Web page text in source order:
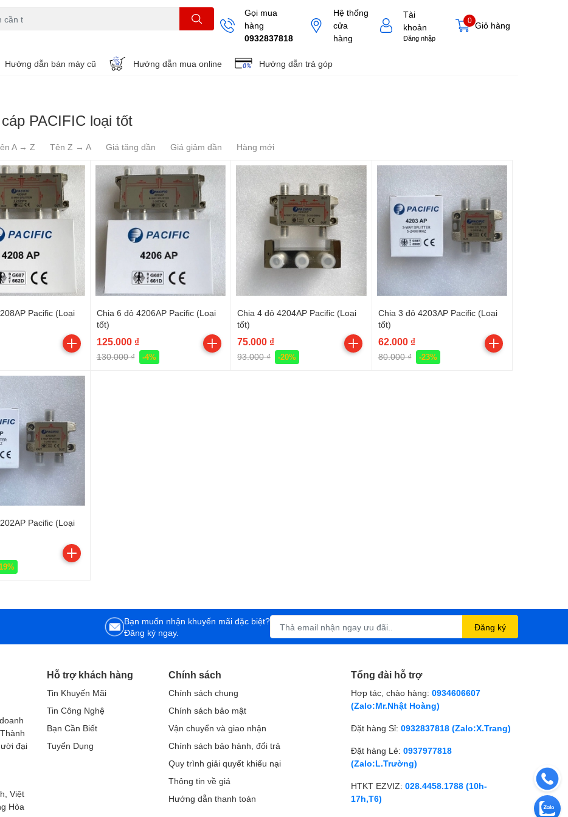
Gọi mua
hàng
0932837818
Hệ thống
cửa
hàng
Tài
khoản
Đăng nhập
Giỏ hàng
0
Hướng dẫn bán máy cũ Hướng dẫn mua online Hướng dẫn trả góp
PACIFIC loại tốt
A → Z Tên Z → A Giá tăng dần Giá giảm dần Hàng mới
Pacific (Loại
Chia 6 đỏ 4206AP Pacific (Loại
tốt)
125.000 ₫
130.000 ₫ -4%
Chia 4 đỏ 4204AP Pacific (Loại
tốt)
75.000 ₫
93.000 ₫ -20%
Chia 3 đỏ 4203AP Pacific (Loại
tốt)
62.000 ₫
80.000 ₫ -23%
Pacific (Loại
Bạn muốn nhận khuyến mãi đặc biệt?
Đăng ký ngay.
Đăng ký
đại
Việt
Hòa
Hỗ trợ khách hàng
Tin Khuyến Mãi
Tin Công Nghệ
Bạn Cần Biết
Tuyển Dụng
Chính sách
Chính sách chung
Chính sách bảo mật
Vận chuyển và giao nhận
Chính sách bảo hành, đổi trả
Quy trình giải quyết khiếu nại
Thông tin về giá
Hướng dẫn thanh toán
Tổng đài hỗ trợ
Hợp tác, chào hàng: 0934606607
(Zalo:Mr.Nhật Hoàng)
Đặt hàng Sỉ: 0932837818 (Zalo:X.Trang)
Đặt hàng Lẻ: 0937977818
(Zalo:L.Trường)
HTKT EZVIZ: 028.4458.1788 (10h-
17h,T6)